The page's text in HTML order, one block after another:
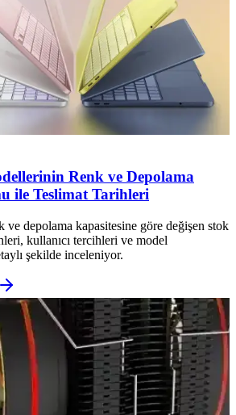
Renk ve Depolama
ile Teslimat Tarihleri
depolama kapasitesine göre değişen stok
kullanıcı tercihleri ve model
şekilde inceleniyor.